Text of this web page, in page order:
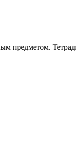
предметом.